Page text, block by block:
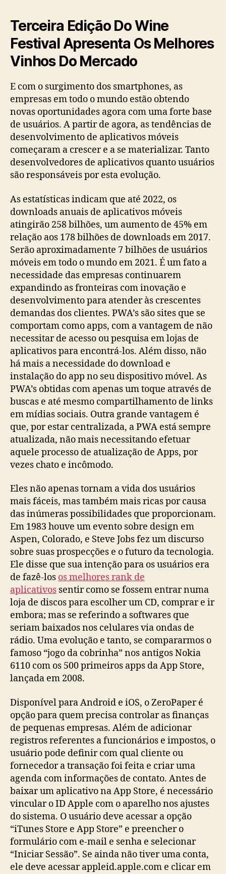
Terceira Edição Do Wine
Festival Apresenta Os Melhores
Vinhos Do Mercado
E com o surgimento dos smartphones, as
empresas em todo o mundo estão obtendo
novas oportunidades agora com uma forte base
de usuários. A partir de agora, as tendências de
desenvolvimento de aplicativos móveis
começaram a crescer e a se materializar. Tanto
desenvolvedores de aplicativos quanto usuários
são responsáveis por esta evolução.
As estatísticas indicam que até 2022, os
downloads anuais de aplicativos móveis
atingirão 258 bilhões, um aumento de 45% em
relação aos 178 bilhões de downloads em 2017.
Serão aproximadamente 7 bilhões de usuários
móveis em todo o mundo em 2021. É um fato a
necessidade das empresas continuarem
expandindo as fronteiras com inovação e
desenvolvimento para atender às crescentes
demandas dos clientes. PWA’s são sites que se
comportam como apps, com a vantagem de não
necessitar de acesso ou pesquisa em lojas de
aplicativos para encontrá-los. Além disso, não
há mais a necessidade do download e
instalação do app no seu dispositivo móvel. As
PWA’s obtidas com apenas um toque através de
buscas e até mesmo compartilhamento de links
em mídias sociais. Outra grande vantagem é
que, por estar centralizada, a PWA está sempre
atualizada, não mais necessitando efetuar
aquele processo de atualização de Apps, por
vezes chato e incômodo.
Eles não apenas tornam a vida dos usuários
mais fáceis, mas também mais ricas por causa
das inúmeras possibilidades que proporcionam.
Em 1983 houve um evento sobre design em
Aspen, Colorado, e Steve Jobs fez um discurso
sobre suas prospecções e o futuro da tecnologia.
Ele disse que sua intenção para os usuários era
de fazê-los os melhores rank de
aplicativos sentir como se fossem entrar numa
loja de discos para escolher um CD, comprar e ir
embora; mas se referindo a softwares que
seriam baixados nos celulares via ondas de
rádio. Uma evolução e tanto, se compararmos o
famoso “jogo da cobrinha” nos antigos Nokia
6110 com os 500 primeiros apps da App Store,
lançada em 2008.
Disponível para Android e iOS, o ZeroPaper é
opção para quem precisa controlar as finanças
de pequenas empresas. Além de adicionar
registros referentes a funcionários e impostos, o
usuário pode definir com qual cliente ou
fornecedor a transação foi feita e criar uma
agenda com informações de contato. Antes de
baixar um aplicativo na App Store, é necessário
vincular o ID Apple com o aparelho nos ajustes
do sistema. O usuário deve acessar a opção
“iTunes Store e App Store” e preencher o
formulário com e-mail e senha e selecionar
“Iniciar Sessão”. Se ainda não tiver uma conta,
ele deve acessar appleid.apple.com e clicar em